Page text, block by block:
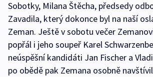
Sobotky, Milana Štěcha, předsedy
Zavadila, který dokonce byl na naší
Zeman. Ještě v sobotu večer
popřál i jeho soupeř Karel
neúspěšní kandidáti Jan Fischer a
po obědě pak Zemana osobně